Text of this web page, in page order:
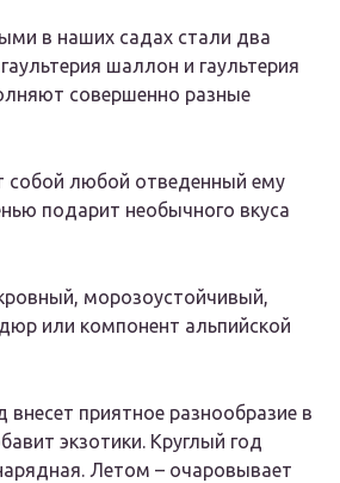
в наших садах стали два
шаллон и гаультерия
совершенно разные
собой любой отведенный ему
подарит необычного вкуса
морозоустойчивый,
или компонент альпийской
внесет приятное разнообразие в
экзотики. Круглый год
Летом – очаровывает